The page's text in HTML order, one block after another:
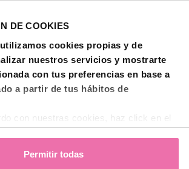
DE COOKIES
cookies propias y de
nuestros servicios y mostrarte
con tus preferencias en base a
a partir de tus hábitos de
con nuestras cookies, haz click en el
Permitir todas
Investigación
- BTI Training Center